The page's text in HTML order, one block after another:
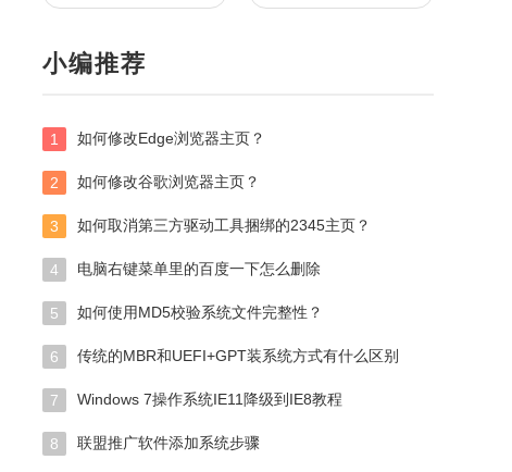
小编推荐
1 如何修改Edge浏览器主页？
2 如何修改谷歌浏览器主页？
3 如何取消第三方驱动工具捆绑的2345主页？
4 电脑右键菜单里的百度一下怎么删除
5 如何使用MD5校验系统文件完整性？
6 传统的MBR和UEFI+GPT装系统方式有什么区别
7 Windows 7操作系统IE11降级到IE8教程
8 联盟推广软件添加系统步骤